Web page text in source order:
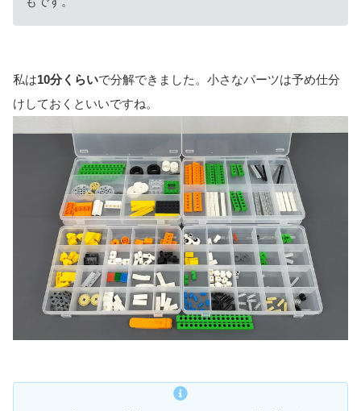
私は10分くらいで分解できました。小さなパーツは予め仕分
けしておくといいですね。